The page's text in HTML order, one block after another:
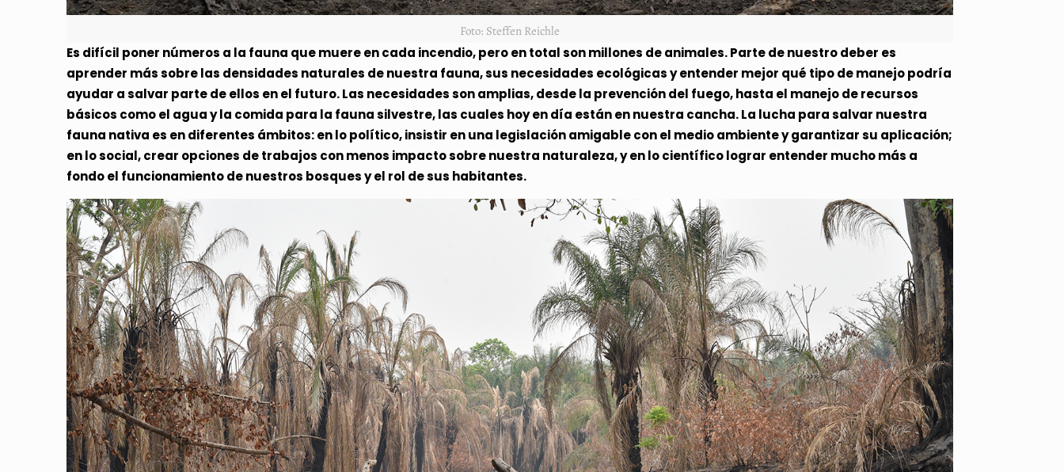
Foto: Steffen Reichle
Es difícil poner números a la fauna que muere en cada incendio, pero en total son millones de animales. Parte de nuestro deber es
aprender más sobre las densidades naturales de nuestra fauna, sus necesidades ecológicas y entender mejor qué tipo de manejo podría
ayudar a salvar parte de ellos en el futuro. Las necesidades son amplias, desde la prevención del fuego, hasta el manejo de recursos
básicos como el agua y la comida para la fauna silvestre, las cuales hoy en día están en nuestra cancha. La lucha para salvar nuestra
fauna nativa es en diferentes ámbitos: en lo político, insistir en una legislación amigable con el medio ambiente y garantizar su aplicación;
en lo social, crear opciones de trabajos con menos impacto sobre nuestra naturaleza, y en lo científico lograr entender mucho más a
fondo el funcionamiento de nuestros bosques y el rol de sus habitantes.